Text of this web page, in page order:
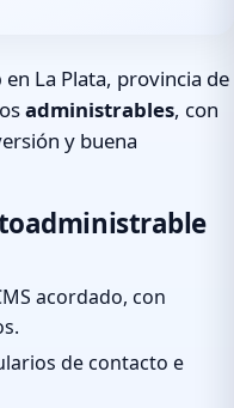
en La Plata, provincia de
administrables, con
y buena
acordado, con
de contacto e